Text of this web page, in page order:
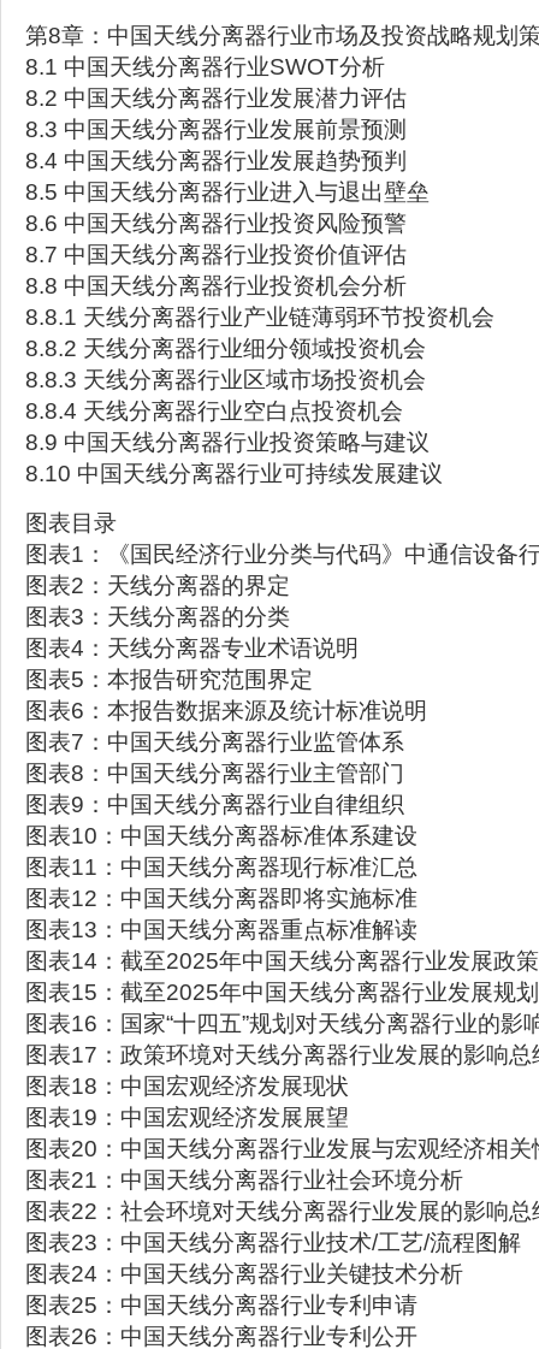
第8章：中国天线分离器行业市场及投资战略规划
8.1 中国天线分离器行业SWOT分析
8.2 中国天线分离器行业发展潜力评估
8.3 中国天线分离器行业发展前景预测
8.4 中国天线分离器行业发展趋势预判
8.5 中国天线分离器行业进入与退出壁垒
8.6 中国天线分离器行业投资风险预警
8.7 中国天线分离器行业投资价值评估
8.8 中国天线分离器行业投资机会分析
8.8.1 天线分离器行业产业链薄弱环节投资机会
8.8.2 天线分离器行业细分领域投资机会
8.8.3 天线分离器行业区域市场投资机会
8.8.4 天线分离器行业空白点投资机会
8.9 中国天线分离器行业投资策略与建议
8.10 中国天线分离器行业可持续发展建议
图表目录
图表1：《国民经济行业分类与代码》中通信设备
图表2：天线分离器的界定
图表3：天线分离器的分类
图表4：天线分离器专业术语说明
图表5：本报告研究范围界定
图表6：本报告数据来源及统计标准说明
图表7：中国天线分离器行业监管体系
图表8：中国天线分离器行业主管部门
图表9：中国天线分离器行业自律组织
图表10：中国天线分离器标准体系建设
图表11：中国天线分离器现行标准汇总
图表12：中国天线分离器即将实施标准
图表13：中国天线分离器重点标准解读
图表14：截至2025年中国天线分离器行业发展政
图表15：截至2025年中国天线分离器行业发展规
图表16：国家“十四五”规划对天线分离器行业的影
图表17：政策环境对天线分离器行业发展的影响总
图表18：中国宏观经济发展现状
图表19：中国宏观经济发展展望
图表20：中国天线分离器行业发展与宏观经济相关
图表21：中国天线分离器行业社会环境分析
图表22：社会环境对天线分离器行业发展的影响总
图表23：中国天线分离器行业技术/工艺/流程图解
图表24：中国天线分离器行业关键技术分析
图表25：中国天线分离器行业专利申请
图表26：中国天线分离器行业专利公开